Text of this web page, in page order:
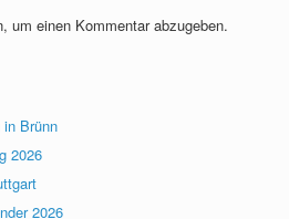
um einen Kommentar abzugeben.
Brünn
2026
2026